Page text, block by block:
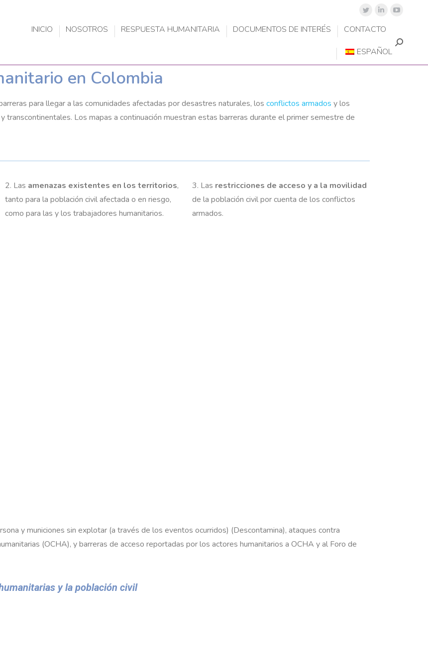
INICIO NOSOTROS RESPUESTA HUMANITARIA DOCUMENTOS DE INTERÉS CONTACTO
ESPAÑOL
en Colombia
para llegar a las comunidades afectadas por desastres naturales, los conflictos armados y los
Los mapas a continuación muestran estas barreras durante el primer semestre de
2. Las amenazas existentes en los territorios,
tanto para la población civil afectada o en riesgo,
como para las y los trabajadores humanitarios.
3. Las restricciones de acceso y a la movilidad
de la población civil por cuenta de los conflictos
armados.
y municiones sin explotar (a través de los eventos ocurridos) (Descontamina), ataques contra
(OCHA), y barreras de acceso reportadas por los actores humanitarios a OCHA y al Foro de
y la población civil